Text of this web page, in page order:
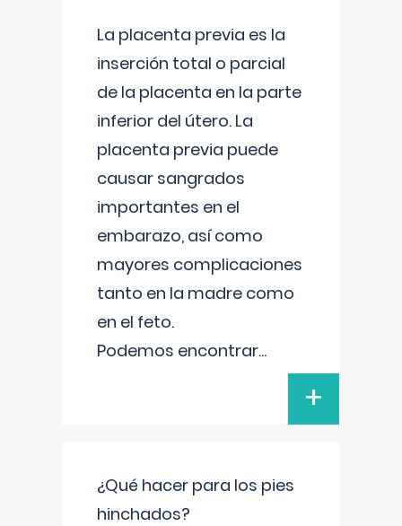
La placenta previa es la
inserción total o parcial
de la placenta en la parte
inferior del útero. La
placenta previa puede
causar sangrados
importantes en el
embarazo, así como
mayores complicaciones
tanto en la madre como
en el feto.
Podemos encontrar...
+
¿Qué hacer para los pies
hinchados?